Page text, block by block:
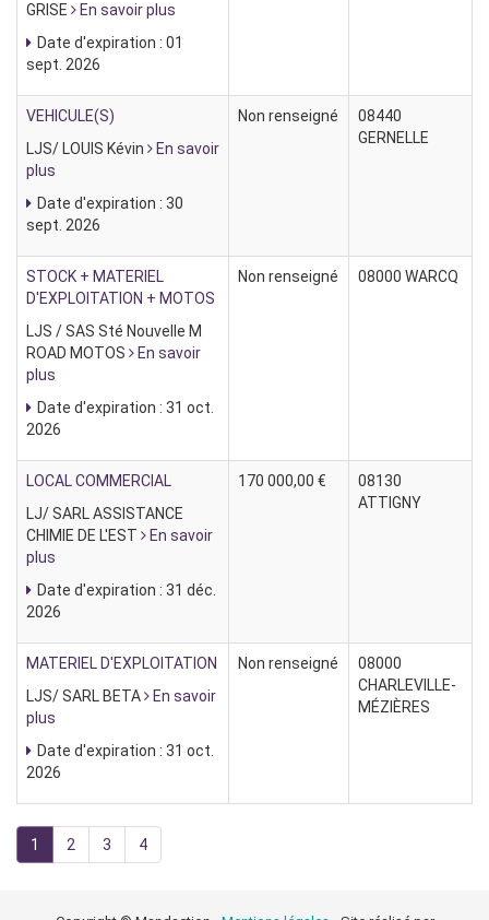
GRISE
En savoir plus
Date d'expiration : 01
sept. 2026
VEHICULE(S)
LJS/ LOUIS Kévin
En savoir
plus
Date d'expiration : 30
sept. 2026
Non renseigné
08440
GERNELLE
STOCK + MATERIEL
D'EXPLOITATION + MOTOS
LJS / SAS Sté Nouvelle M
ROAD MOTOS
En savoir
plus
Date d'expiration : 31 oct.
2026
Non renseigné 08000 WARCQ
LOCAL COMMERCIAL
LJ/ SARL ASSISTANCE
CHIMIE DE L'EST
En savoir
plus
Date d'expiration : 31 déc.
2026
170 000,00 €
08130
ATTIGNY
MATERIEL D'EXPLOITATION
LJS/ SARL BETA
En savoir
plus
Date d'expiration : 31 oct.
2026
Non renseigné
08000
CHARLEVILLE-
MÉZIÈRES
1 2 3 4